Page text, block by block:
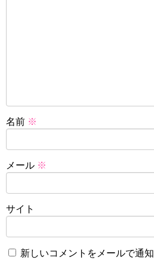
名前 ※
メール ※
サイト
新しいコメントをメールで通知